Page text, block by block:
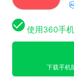
使用360手
下载手机